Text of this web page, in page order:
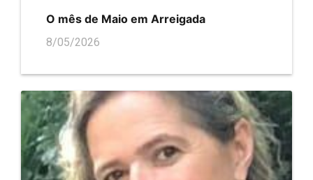
O mês de Maio em Arreigada
8/05/2026